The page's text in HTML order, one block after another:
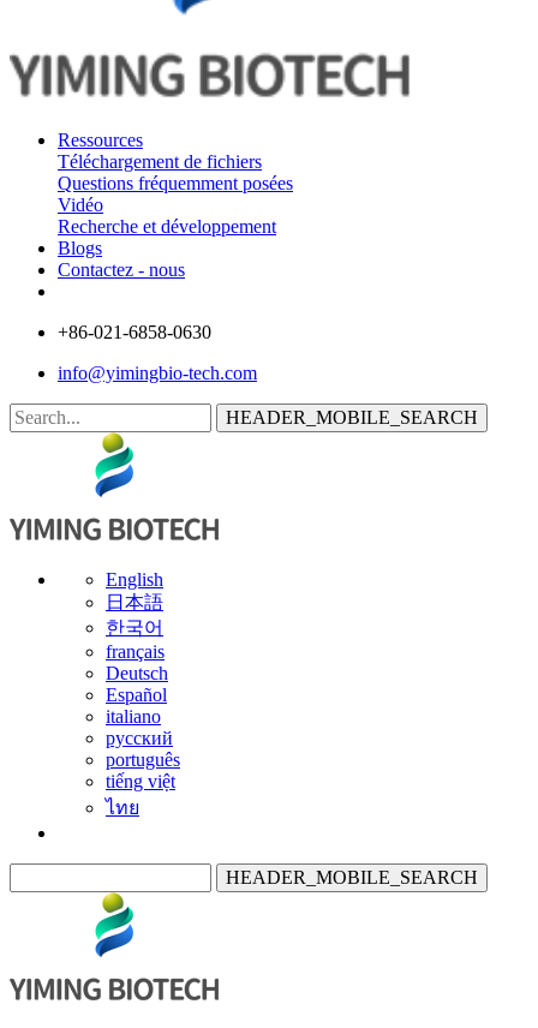
Ressources
Téléchargement de fichiers
Questions fréquemment posées
Vidéo
Recherche et développement
Blogs
Contactez - nous
+86-021-6858-0630
info@yimingbio-tech.com
HEADER_MOBILE_SEARCH
English
日本語
한국어
français
Deutsch
Español
italiano
русский
português
tiếng việt
ไทย
HEADER_MOBILE_SEARCH